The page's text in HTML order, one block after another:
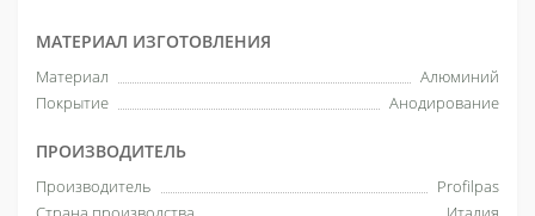
МАТЕРИАЛ ИЗГОТОВЛЕНИЯ
Материал
Алюминий
Покрытие
Анодирование
ПРОИЗВОДИТЕЛЬ
Производитель
Profilpas